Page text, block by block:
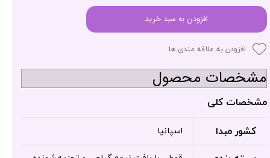
افزودن به سبد خرید
افزودن به علاقه مندی ها
مشخصات محصول
مشخصات کلی
کشور مبدا اسپانیا